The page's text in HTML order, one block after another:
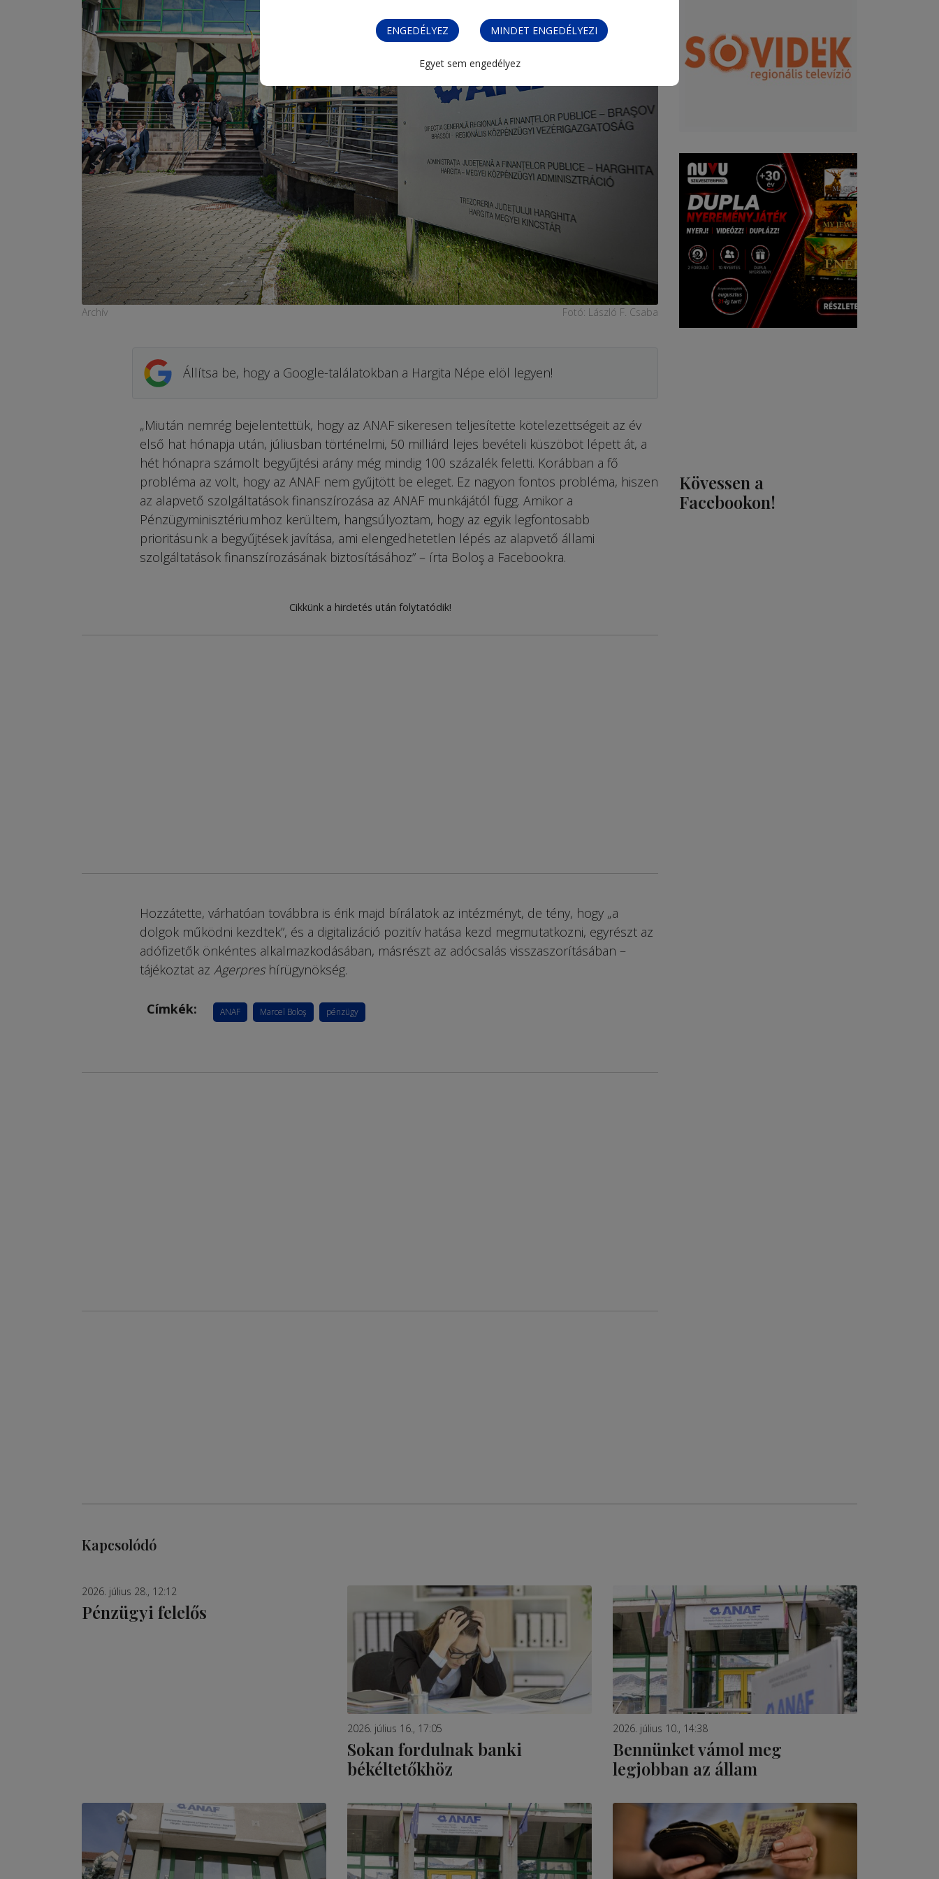
ENGEDÉLYEZ MINDET ENGEDÉLYEZI
Egyet sem engedélyez
Archív Fotó: László F. Csaba
Állítsa be, hogy a Google-találatokban a Hargita Népe elöl legyen!
„Miután nemrég bejelentettük, hogy az ANAF sikeresen teljesítette kötelezettségeit az év
első hat hónapja után, júliusban történelmi, 50 milliárd lejes bevételi küszöböt lépett át, a
hét hónapra számolt begyűjtési arány még mindig 100 százalék feletti. Korábban a fő
probléma az volt, hogy az ANAF nem gyűjtött be eleget. Ez nagyon fontos probléma, hiszen
az alapvető szolgáltatások finanszírozása az ANAF munkájától függ. Amikor a
Pénzügyminisztériumhoz kerültem, hangsúlyoztam, hogy az egyik legfontosabb
prioritásunk a begyűjtések javítása, ami elengedhetetlen lépés az alapvető állami
szolgáltatások finanszírozásának biztosításához” – írta Boloş a Facebookra.
Cikkünk a hirdetés után folytatódik!
Hozzátette, várhatóan továbbra is érik majd bírálatok az intézményt, de tény, hogy „a
dolgok működni kezdtek”, és a digitalizáció pozitív hatása kezd megmutatkozni, egyrészt az
adófizetők önkéntes alkalmazkodásában, másrészt az adócsalás visszaszorításában –
tájékoztat az Agerpreshírügynökség.
Címkék: ANAF Marcel Boloş pénzügy
Kövessen a
Facebookon!
Kapcsolódó
2026. július 28., 12:12
Pénzügyi felelős
2026. július 16., 17:05
Sokan fordulnak banki
békéltetőkhöz
2026. július 10., 14:38
Bennünket vámol meg
legjobban az állam